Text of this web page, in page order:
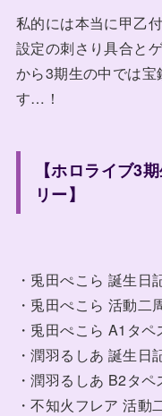
私的には本当に甲乙
設定の刺さり具合と
から3期生の中では
す…！
【ホロライブ3
リー】
・兎田ぺこら 誕生
・兎田ぺこら 活動
・兎田ぺこら A1タ
・潤羽るしあ 誕生
・潤羽るしあ B2タ
・不知火フレア 活動